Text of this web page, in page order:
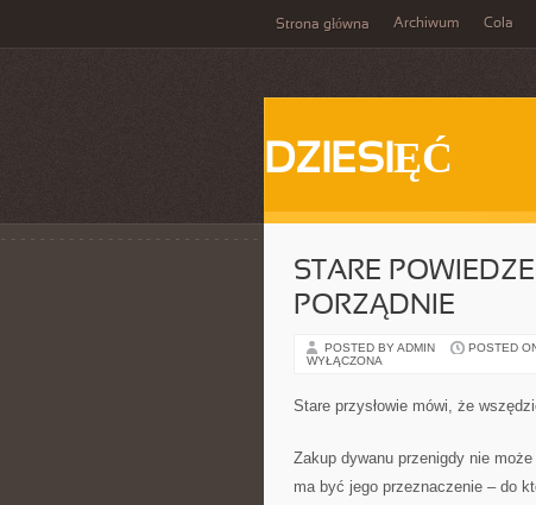
Strona główna Archiwum Cola
DZIESIĘĆ
STARE
PORZĄDNIE
POSTED BY ADMIN POSTED
WYŁĄCZONA
Stare przysłowie mówi, że
Zakup dywanu przenigdy nie
ma być jego przeznaczenie – do